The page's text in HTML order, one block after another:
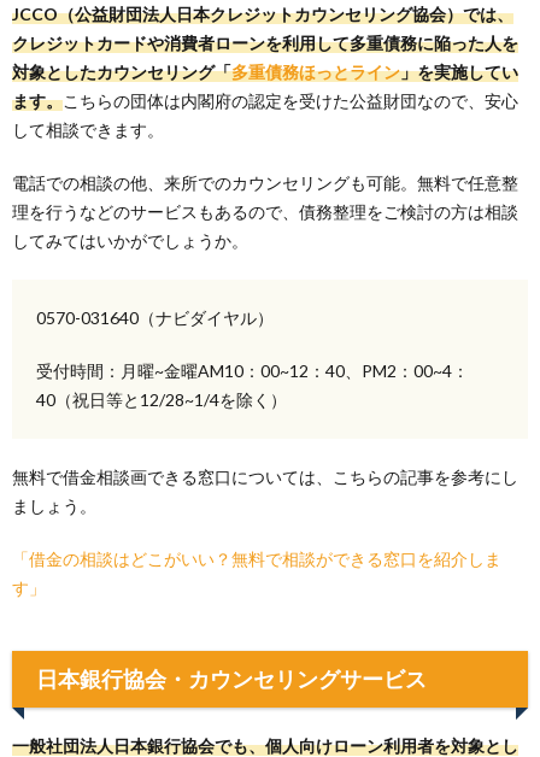
JCCO（公益財団法人日本クレジットカウンセリング協会）では、
クレジットカードや消費者ローンを利用して多重債務に陥った人を
対象としたカウンセリング「多重債務ほっとライン」を実施してい
ます。こちらの団体は内閣府の認定を受けた公益財団なので、安心
して相談できます。
電話での相談の他、来所でのカウンセリングも可能。無料で任意整
理を行うなどのサービスもあるので、債務整理をご検討の方は相談
してみてはいかがでしょうか。
0570-031640（ナビダイヤル）
受付時間：月曜~金曜AM10：00~12：40、PM2：00~4：
40（祝日等と12/28~1/4を除く）
無料で借金相談画できる窓口については、こちらの記事を参考にし
ましょう。
「借金の相談はどこがいい？無料で相談ができる窓口を紹介しま
す」
日本銀行協会・カウンセリングサービス
一般社団法人日本銀行協会でも、個人向けローン利用者を対象とし